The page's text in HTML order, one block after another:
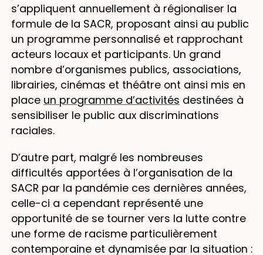
s’appliquent annuellement à régionaliser la
formule de la SACR, proposant ainsi au public
un programme personnalisé et rapprochant
acteurs locaux et participants. Un grand
nombre d’organismes publics, associations,
librairies, cinémas et théâtre ont ainsi mis en
place un programme d’activités destinées à
sensibiliser le public aux discriminations
raciales.
D’autre part, malgré les nombreuses
difficultés apportées à l’organisation de la
SACR par la pandémie ces dernières années,
celle-ci a cependant représenté une
opportunité de se tourner vers la lutte contre
une forme de racisme particulièrement
contemporaine et dynamisée par la situation :